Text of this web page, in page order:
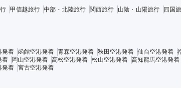
甲信越旅行 中部・北陸旅行 関西旅行 山陰・山陽旅行 四国
発着 函館空港発着 青森空港発着 秋田空港発着 仙台空港発着
着 岡山空港発着 高松空港発着 松山空港発着 高知龍馬空港発着
発着 宮古空港発着